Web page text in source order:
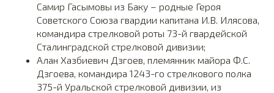
Самир Гасымовы из Баку – родные Героя
Советского Союза гвардии капитана И.В. Илясова,
командира стрелковой роты 73-й гвардейской
Сталинградской стрелковой дивизии;
Алан Хазбиевич Дзгоев, племянник майора Ф.С.
Дзгоева, командира 1243-го стрелкового полка
375-й Уральской стрелковой дивизии, из